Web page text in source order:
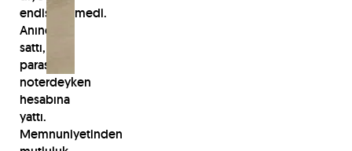
endişelenmedi.
Anında
sattı,
parası
noterdeyken
hesabına
yattı.
Memnuniyetinden